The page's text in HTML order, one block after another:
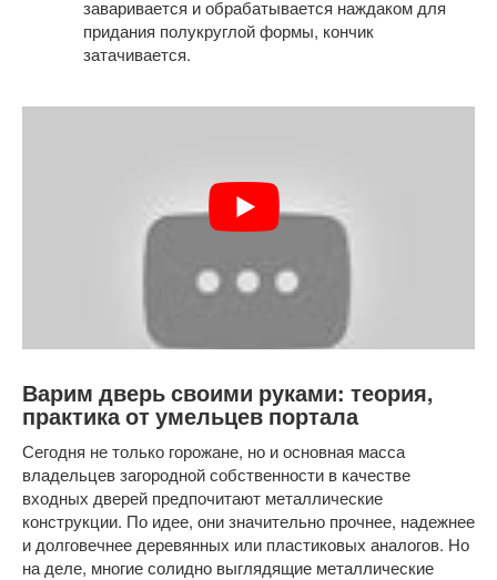
заваривается и обрабатывается наждаком для
придания полукруглой формы, кончик
затачивается.
Варим дверь своими руками: теория,
практика от умельцев портала
Сегодня не только горожане, но и основная масса
владельцев загородной собственности в качестве
входных дверей предпочитают металлические
конструкции. По идее, они значительно прочнее, надежнее
и долговечнее деревянных или пластиковых аналогов. Но
на деле, многие солидно выглядящие металлические